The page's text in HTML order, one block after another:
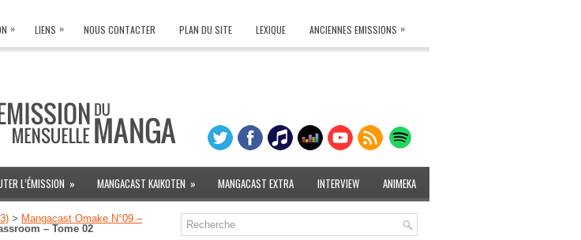
» LIENS » NOUS CONTACTER PLAN DU SITE LEXIQUE ANCIENNES EMISSIONS »
L’ÉMISSION » MANGACAST KAIKOTEN » MANGACAST EXTRA INTERVIEW ANIMEKA
> Mangacast Omake N°09 –
– Tome 02